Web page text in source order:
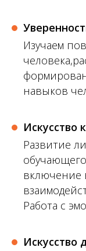
Изучаем
навыков
Искусство
Развитие
включение
Работа с
Искусство